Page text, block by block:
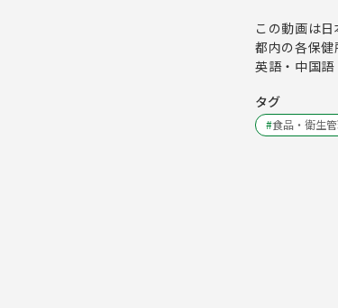
この動画は日
都内の各保健
英語・中国語
タグ
#食品・衛生